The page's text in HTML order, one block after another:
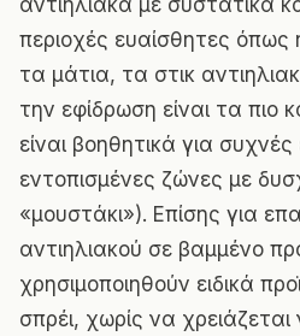
περιοχές ευαίσθητες
τα μάτια, τα στικ
την εφίδρωση είναι τα πιο
είναι βοηθητικά για
εντοπισμένες ζώνες με
«μουστάκι»). Επίσης για
αντιηλιακού σε βαμμένο
χρησιμοποιηθούν ειδικά
σπρέι, χωρίς να χρειάζεται